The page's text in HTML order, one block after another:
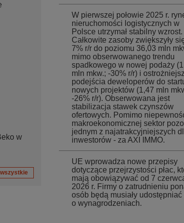
w
W pierwszej połowie 2025 r.
nieruchomości logistycznych w
Polsce utrzymał stabilny wzrost.
Całkowite zasoby zwiększyły
7% r/r do poziomu 36,03 mln
mimo obserwowanego trendu
spadkowego w nowej podaży
mln mkw.; -30% r/r) i
podejścia deweloperów do
nowych projektów (1,47 mln
-26% r/r). Obserwowana jest
stabilizacja stawek czynszów
ofertowych. Pomimo
makroekonomicznej sektor
jednym z najatrakcyjniejszych
inwestorów - za AXI IMMO.
UE wprowadza nowe przepisy
dotyczące przejrzystości płac,
mają obowiązywać od 7
2026 r. Firmy o zatrudnieniu
osób będą musiały udostępniać
o wynagrodzeniach.